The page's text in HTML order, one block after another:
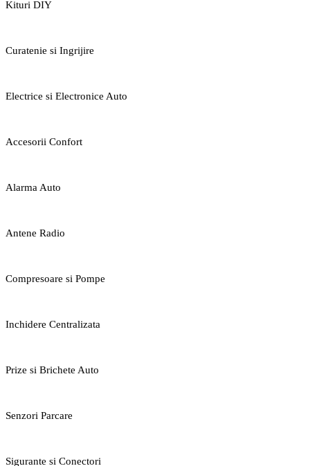
Kituri DIY
Curatenie si Ingrijire
Electrice si Electronice Auto
Accesorii Confort
Alarma Auto
Antene Radio
Compresoare si Pompe
Inchidere Centralizata
Prize si Brichete Auto
Senzori Parcare
Sigurante si Conectori